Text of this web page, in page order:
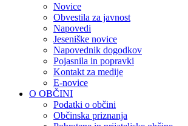
Novice
Obvestila za javnost
Napovedi
Jeseniške novice
Napovednik dogodkov
Pojasnila in popravki
Kontakt za medije
E-novice
O OBČINI
Podatki o občini
Občinska priznanja